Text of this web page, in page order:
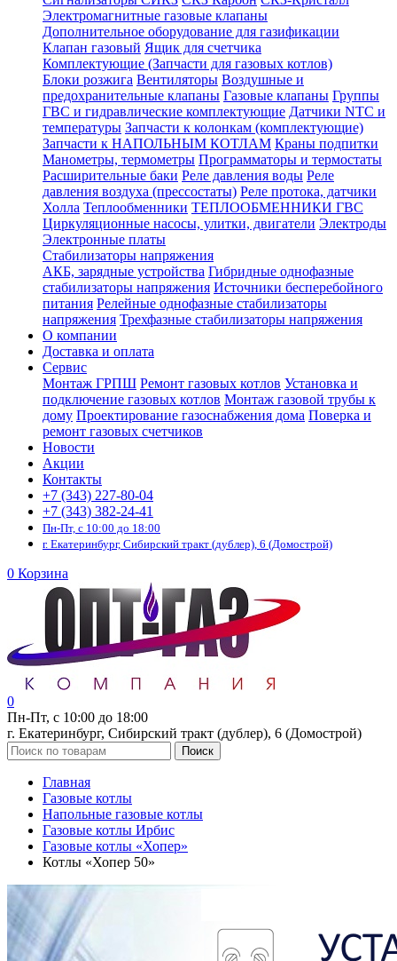
Электромагнитные газовые клапаны
Дополнительное оборудование для газификации
Клапан газовый Ящик для счетчика
Комплектующие (Запчасти для газовых котлов)
Блоки розжига Вентиляторы Воздушные и
предохранительные клапаны Газовые клапаны Группы
ГВС и гидравлические комплектующие Датчики NTC и
температуры Запчасти к колонкам (комплектующие)
Запчасти к НАПОЛЬНЫМ КОТЛАМ Краны подпитки
Манометры, термометры Программаторы и термостаты
Расширительные баки Реле давления воды Реле
давления воздуха (прессостаты) Реле протока, датчики
Холла Теплообменники ТЕПЛООБМЕННИКИ ГВС
Циркуляционные насосы, улитки, двигатели Электроды
Электронные платы
Стабилизаторы напряжения
АКБ, зарядные устройства Гибридные однофазные
стабилизаторы напряжения Источники бесперебойного
питания Релейные однофазные стабилизаторы
напряжения Трехфазные стабилизаторы напряжения
О компании
Доставка и оплата
Сервис
Монтаж ГРПШ Ремонт газовых котлов Установка и
подключение газовых котлов Монтаж газовой трубы к
дому Проектирование газоснабжения дома Поверка и
ремонт газовых счетчиков
Новости
Акции
Контакты
+7 (343) 227-80-04
+7 (343) 382-24-41
Пн-Пт, с 10:00 до 18:00
г. Екатеринбург, Сибирский тракт (дублер), 6 (Домострой)
0 Корзина
0
Пн-Пт, с 10:00 до 18:00
г. Екатеринбург, Сибирский тракт (дублер), 6 (Домострой)
Поиск
Главная
Газовые котлы
Напольные газовые котлы
Газовые котлы Ирбис
Газовые котлы «Хопер»
Котлы «Хопер 50»